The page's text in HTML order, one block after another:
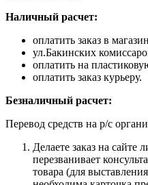
Наличный расчет:
оплатить заказ в
ул.Бакинских
оплатить на
оплатить заказ курьеру.
Безналичный расчет:
Перевод средств на р/с
Делаете заказ на сайте
перезванивает
товара (для